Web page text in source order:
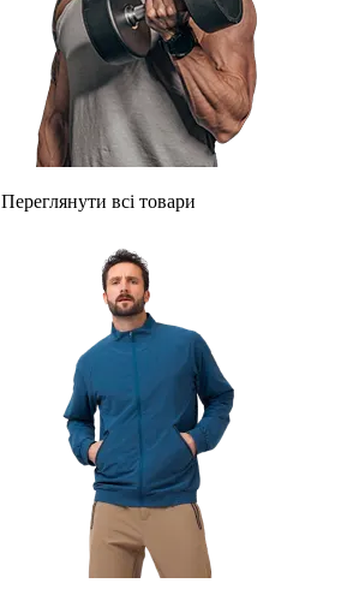
Переглянути всі товари